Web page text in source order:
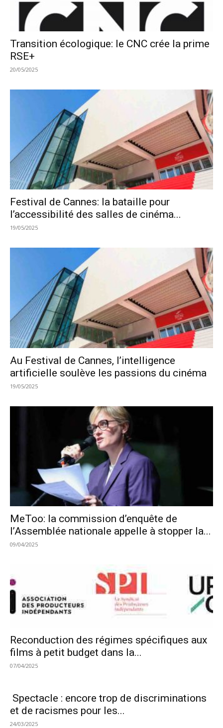
Transition écologique: le CNC crée la prime
RSE+
20/05/2025
Festival de Cannes: la bataille pour
l’accessibilité des salles de cinéma...
19/05/2025
Au Festival de Cannes, l’intelligence
artificielle soulève les passions du cinéma
19/05/2025
MeToo: la commission d’enquête de
l’Assemblée nationale appelle à stopper la...
09/04/2025
Reconduction des régimes spécifiques aux
films à petit budget dans la...
07/04/2025
Spectacle : encore trop de discriminations
et de racismes pour les...
24/03/2025